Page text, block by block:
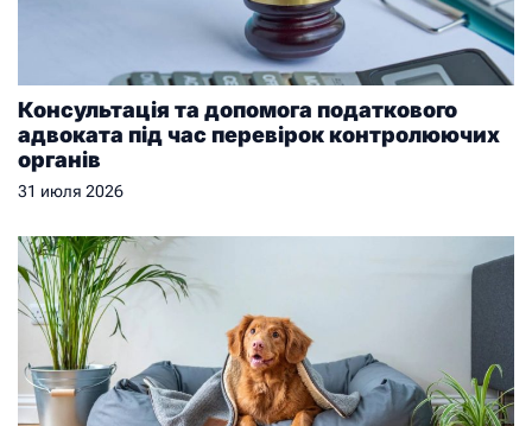
Консультація та допомога податкового
адвоката під час перевірок контролюючих
органів
31 июля 2026